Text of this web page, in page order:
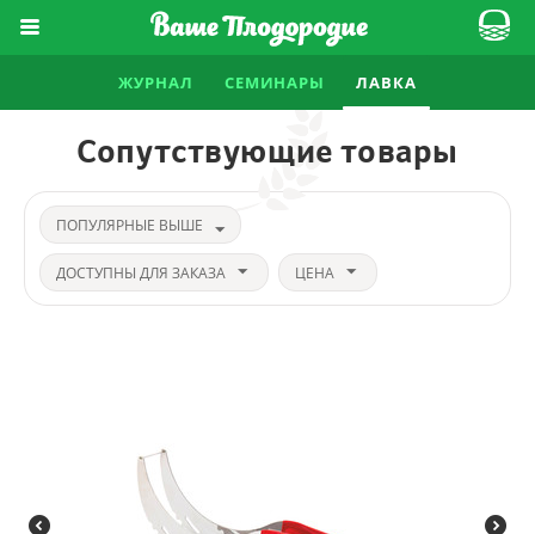
ЖУРНАЛ СЕМИНАРЫ ЛАВКА
Сопутствующие товары
ДОСТУПНЫ ДЛЯ ЗАКАЗА ЦЕНА
ПОПУЛЯРНЫЕ ВЫШЕ